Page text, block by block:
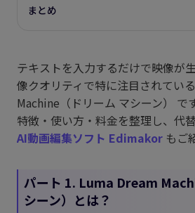
まとめ
テキストを入力するだけで映像が
像クオリティで特に注目されてい
Machine（ドリーム マシーン） で
特徴・使い方・料金を整理し、代
AI動画編集ソフト Edimakor もご
パート 1. Luma Dream
シーン）とは？